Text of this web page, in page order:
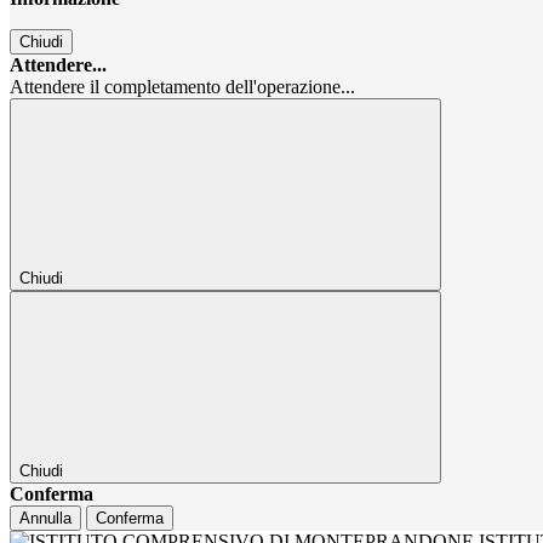
Chiudi
Attendere...
Attendere il completamento dell'operazione...
Chiudi
Chiudi
Conferma
Annulla Conferma